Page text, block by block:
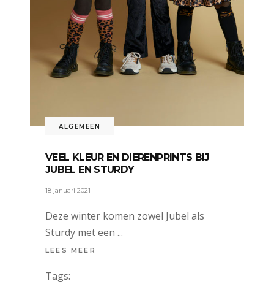
ALGEMEEN
VEEL KLEUR EN DIERENPRINTS BIJ
JUBEL EN STURDY
18 januari 2021
Deze winter komen zowel Jubel als
Sturdy met een
LEES MEER
Tags: